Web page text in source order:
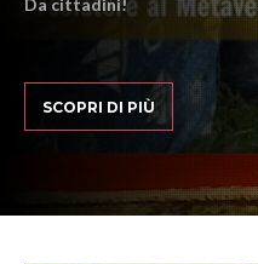
SCOPRI DI PIÙ